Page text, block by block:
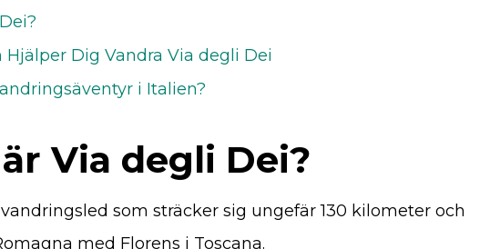
Dig Vandra Via degli Dei
i Italien?
Via degli Dei?
som sträcker sig ungefär 130 kilometer och
med Florens i Toscana.